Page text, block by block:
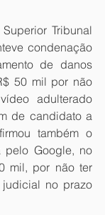
Tribunal
condenação
de danos
50 mil por não
adulterado
de candidato a
também o
pelo Google, no
mil, por não ter
no prazo